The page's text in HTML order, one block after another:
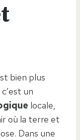
bien plus
un
locale,
où la terre et
Dans une